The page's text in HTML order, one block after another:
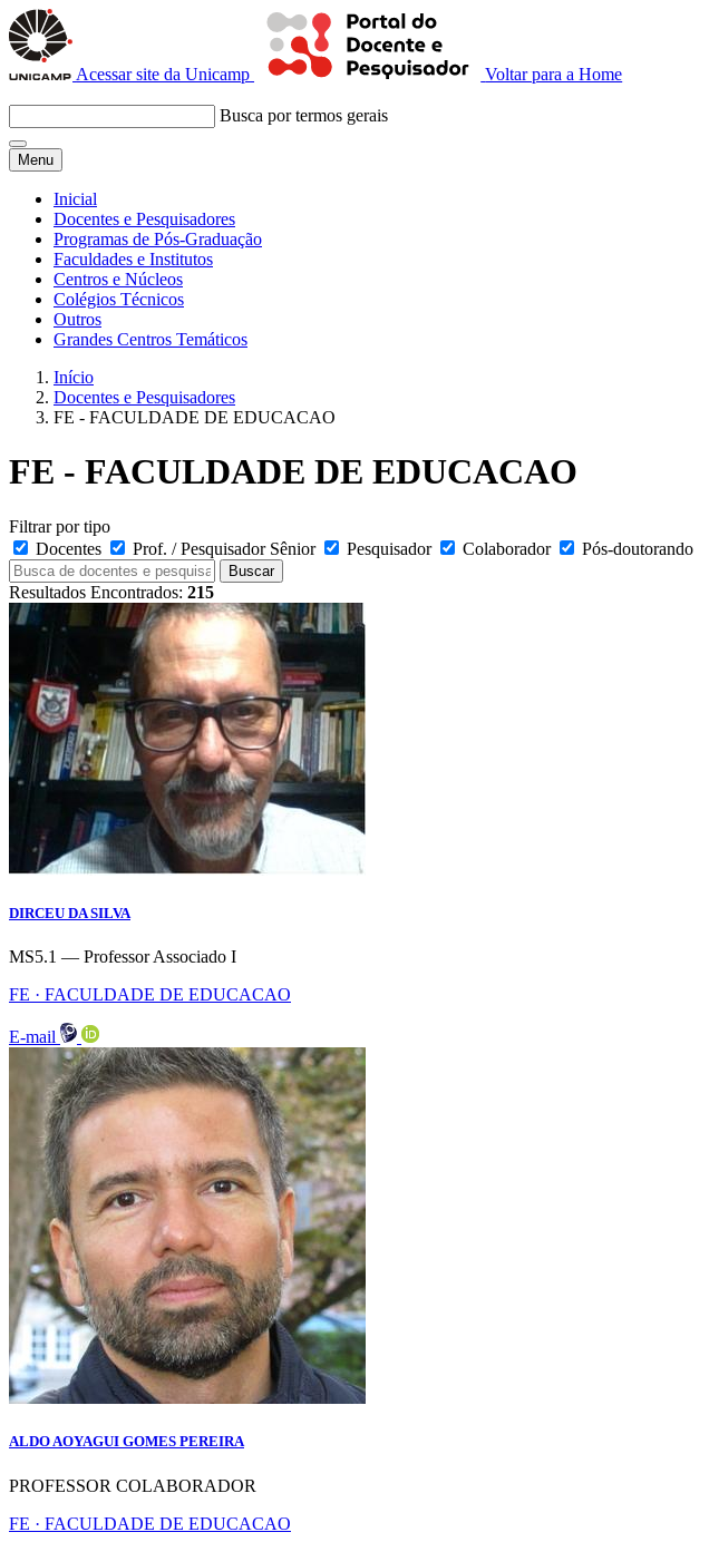
Acessar site da Unicamp Voltar para a Home
Busca por termos gerais
Menu
Inicial
Docentes e Pesquisadores
Programas de Pós-Graduação
Faculdades e Institutos
Centros e Núcleos
Colégios Técnicos
Outros
Grandes Centros Temáticos
Início
Docentes e Pesquisadores
FE - FACULDADE DE EDUCACAO
FE - FACULDADE DE EDUCACAO
Filtrar por tipo
Docentes
Prof. / Pesquisador Sênior Pesquisador Colaborador Pós-doutorando
Buscar
Resultados Encontrados: 215
DIRCEU DA SILVA
MS5.1 — Professor Associado I
FE · FACULDADE DE EDUCACAO
E-mail
ALDO AOYAGUI GOMES PEREIRA
PROFESSOR COLABORADOR
FE · FACULDADE DE EDUCACAO